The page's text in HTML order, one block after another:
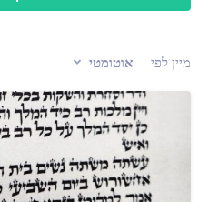
מיין לפי אוטומטי